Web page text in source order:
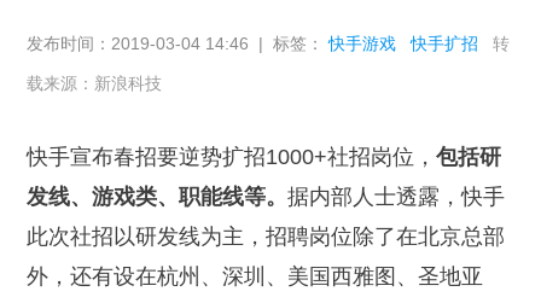
发布时间：2019-03-04 14:46 | 标签：快手游戏 快手扩招 转
载来源：新浪科技
快手宣布春招要逆势扩招1000+社招岗位，包括研
发线、游戏类、职能线等。据内部人士透露，快手
此次社招以研发线为主，招聘岗位除了在北京总部
外，还有设在杭州、深圳、美国西雅图、圣地亚